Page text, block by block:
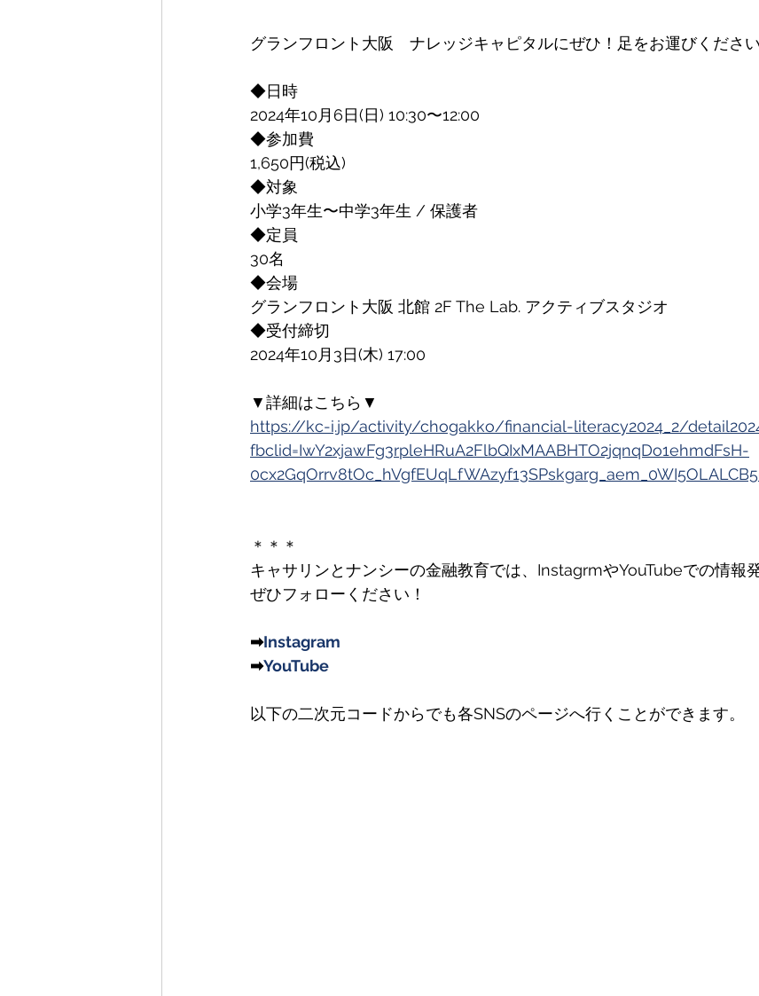
グランフロント大阪　ナレッジキャピタルにぜひ！足をお運びください
◆日時
2024年10月6日(日) 10:30〜12:00
◆参加費
1,650円(税込)
◆対象
小学3年生〜中学3年生 / 保護者
◆定員
30名
◆会場
グランフロント大阪 北館 2F The Lab. アクティブスタジオ
◆受付締切
2024年10月3日(木) 17:00
▼詳細はこちら▼
https://kc-i.jp/activity/chogakko/financial-literacy2024_2/
fbclid=IwY2xjawFg3rpleHRuA2FlbQIxMAABHTO2jqnqDo1ehmdFsH-
＊＊＊
キャサリンとナンシーの金融教育では、InstagrmやYouTubeでの情報
ぜひフォローください！
➡Instagram
➡YouTube
以下の二次元コードからでも各SNSのページへ行くことができます。